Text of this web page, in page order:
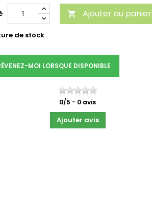
 Ajouter au panier
de stock
MOI LORSQUE DISPONIBLE
0/5 - 0 avis
Ajouter avis